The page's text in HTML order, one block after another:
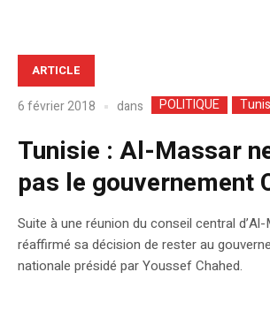
ARTICLE
6 février 2018 dans POLITIQUE
Tunisie : Al-Massar
pas le gouvernement
Suite à une réunion du conseil central
réaffirmé sa décision de rester au
nationale présidé par Youssef Chahed.